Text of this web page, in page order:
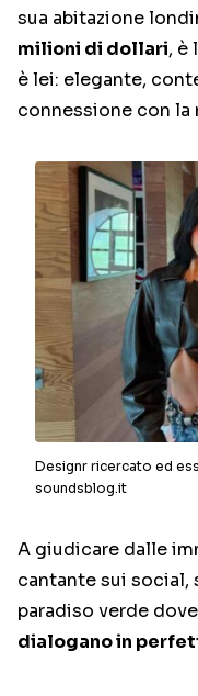
sua abitazione
milioni di dollari, è
è lei: elegante,
connessione con la
Designr ricercato ed
soundsblog.it
A giudicare dalle
cantante sui
paradiso verde dove
dialogano in